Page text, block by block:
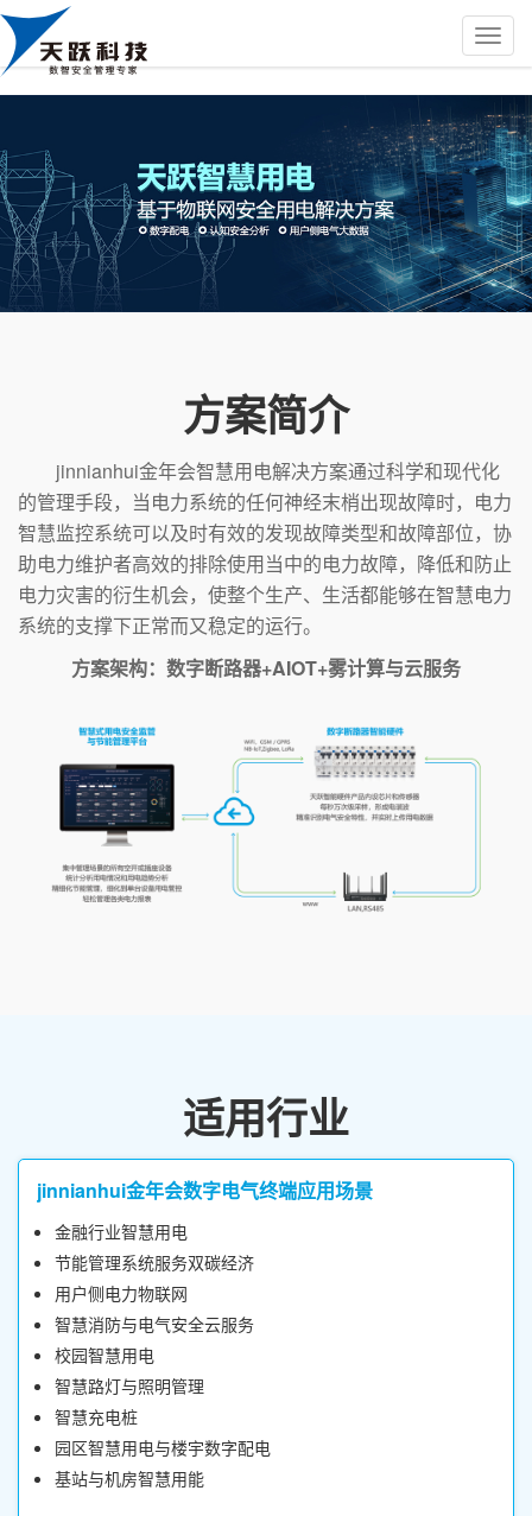
方案简介
jinnianhui金年会智慧用电解决方案通过科学和现代化
的管理手段，当电力系统的任何神经末梢出现故障时，电力
智慧监控系统可以及时有效的发现故障类型和故障部位，协
助电力维护者高效的排除使用当中的电力故障，降低和防止
电力灾害的衍生机会，使整个生产、生活都能够在智慧电力
系统的支撑下正常而又稳定的运行。
方案架构：数字断路器+AIOT+雾计算与云服务
适用行业
jinnianhui金年会数字电气终端应用场景
金融行业智慧用电
节能管理系统服务双碳经济
用户侧电力物联网
智慧消防与电气安全云服务
校园智慧用电
智慧路灯与照明管理
智慧充电桩
园区智慧用电与楼宇数字配电
基站与机房智慧用能